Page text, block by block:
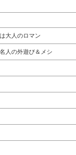
大人のロマン
人の外遊び＆メシ